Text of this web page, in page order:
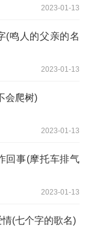
2023-01-13
(鸣人的父亲的名
2023-01-13
会爬树)
2023-01-13
回事(摩托车排气
2023-01-13
(七个字的歌名)